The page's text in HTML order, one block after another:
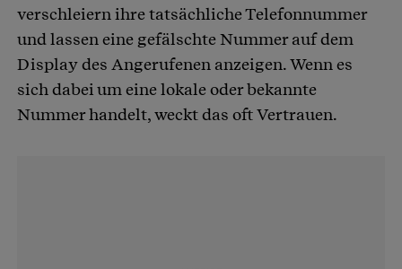
verschleiern ihre tatsächliche Telefonnummer
und lassen eine gefälschte Nummer auf dem
Display des Angerufenen anzeigen. Wenn es
sich dabei um eine lokale oder bekannte
Nummer handelt, weckt das oft Vertrauen.